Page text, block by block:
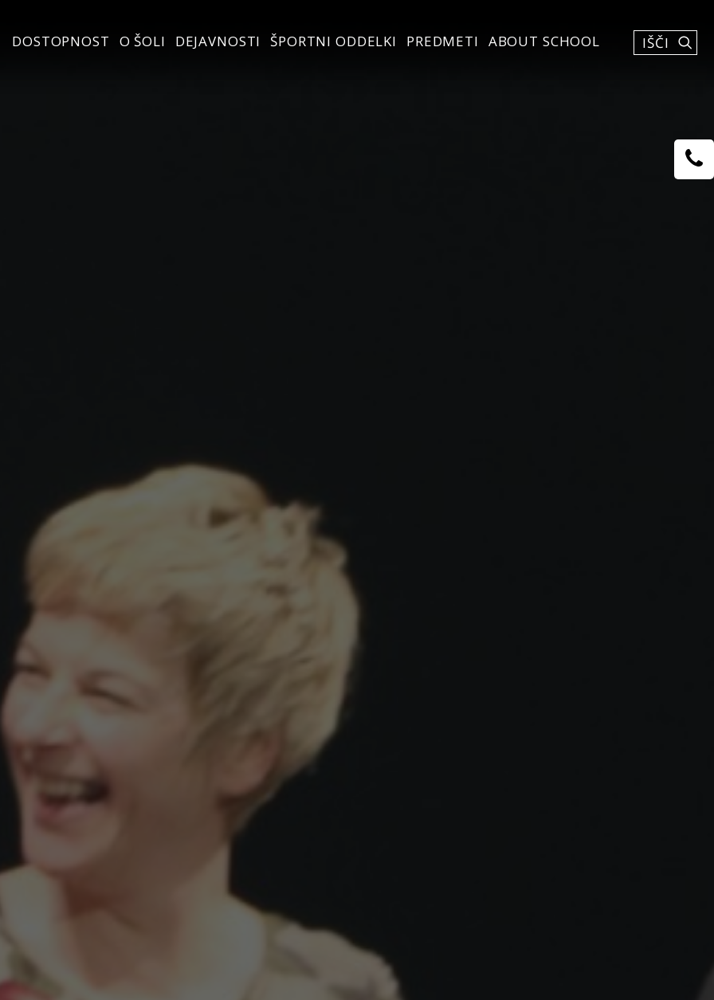
DOSTOPNOST O ŠOLI DEJAVNOSTI ŠPORTNI ODDELKI PREDMETI ABOUT SCHOOL